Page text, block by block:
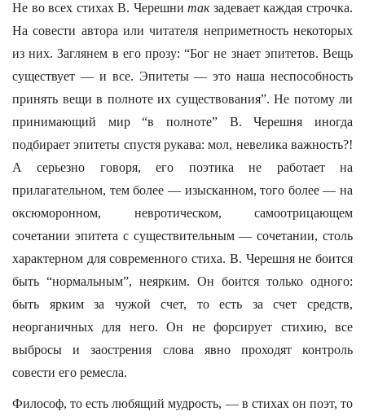
Не во всех стихах В. Черешнитакзадевает каждая строчка.
На совести автора или читателя неприметность некоторых
из них. Заглянем в его прозу: “Бог не знает эпитетов. Вещь
существует — и все. Эпитеты — это наша неспособность
принять вещи в полноте их существования”. Не потому ли
принимающий мир “в полноте” В. Черешня иногда
подбирает эпитеты спустя рукава: мол, невелика важность?!
А серьезно говоря, его поэтика не работает на
прилагательном, тем более — изысканном, того более — на
оксюморонном, невротическом, самоотрицающем
сочетании эпитета с существительным — сочетании, столь
характерном для современного стиха. В. Черешня не боится
быть “нормальным”, неярким. Он боится только одного:
быть ярким за чужой счет, то есть за счет средств,
неорганичных для него. Он не форсирует стихию, все
выбросы и заострения слова явно проходят контроль
совести его ремесла.
Философ, то есть любящий мудрость, — в стихах он поэт, то